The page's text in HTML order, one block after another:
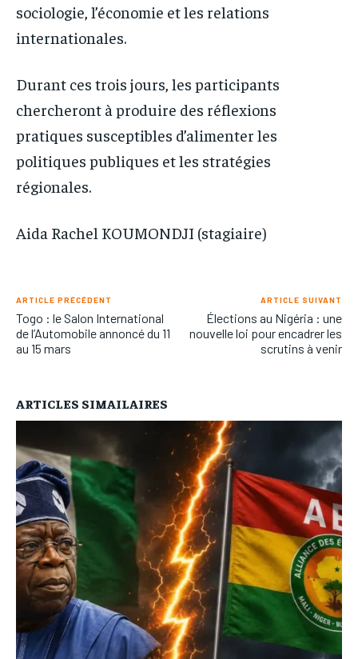
sociologie, l’économie et les relations
internationales.
Durant ces trois jours, les participants
chercheront à produire des réflexions
pratiques susceptibles d’alimenter les
politiques publiques et les stratégies
régionales.
Aida Rachel KOUMONDJI (stagiaire)
ARTICLE PRÉCÉDENT
Togo : le Salon International
de l’Automobile annoncé du 11
au 15 mars
ARTICLE SUIVANT
Élections au Nigéria : une
nouvelle loi pour encadrer les
scrutins à venir
ARTICLES SIMAILAIRES